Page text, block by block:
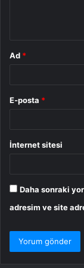
Ad *
E-posta *
İnternet sitesi
Daha sonraki
adresim ve site